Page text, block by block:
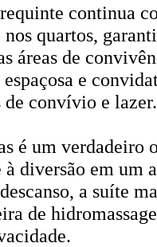
continua
quartos,
áreas de
espaçosa e
de convívio e lazer.
é um verdadeiro
à diversão em um
a suíte
de